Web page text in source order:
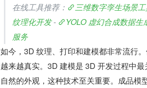
在线工具推荐： 三维数字孪生场景
纹理化开发 - YOLO 虚幻合成数据生
服务
如今，3D 纹理、打印和建模都非常流行
越来越真实。3D 建模是 3D 开发过程中
自然的外观，这种技术至关重要。成品模